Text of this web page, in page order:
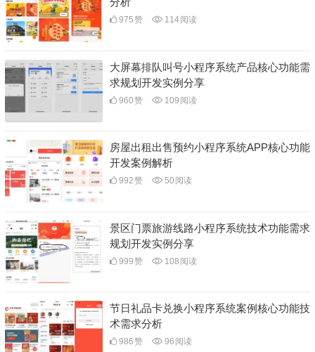
975赞 114阅读
大屏幕排队叫号小程序系统产品核心功能需
求规划开发实例分享
960赞 109 阅读
房屋出租出售预约小程序系统APP核心功能
开发案例解析
992赞 50 阅读
景区门票旅游线路小程序系统技术功能需求
规划开发实例分享
999赞 108 阅读
节日礼品卡兑换小程序系统案例核心功能技
术需求分析
986赞 96 阅读